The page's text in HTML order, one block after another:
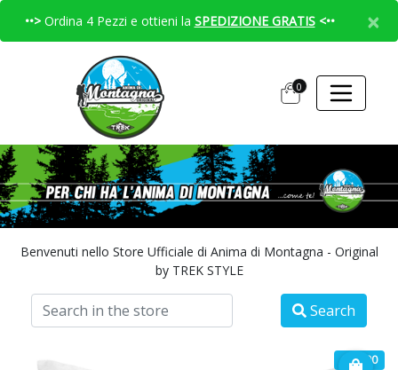
••> Ordina 4 Pezzi e ottieni la SPEDIZIONE GRATIS<•• ×
0
Benvenuti nello Store Ufficiale di Anima di Montagna - Original
by TREK STYLE
Search
€ 14.90